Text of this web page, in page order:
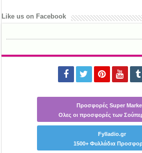
Like us on Facebook
Προσφορές Super
Ολες οι προσφορές των
Fylladio.gr
1500+ Φυλλάδια